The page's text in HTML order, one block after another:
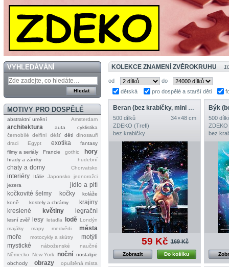
VYHLEDÁVÁNÍ
MOTIVY PRO DOSPĚLÉ
abstraktní umění Amsterdam
architektura auta
cyklistika
černobílé
delfíni déšť děti dinosauři
draci
Egypt exotika
fantasy
filmy a seriály
Francie gothic hory
hrady a zámky hudební
chaty a domy Chorvatsko
interiéry Itálie Japonsko
jednorožci
jezera
jídlo a pití
kočkovité šelmy
kočky
koláže
koně
kostely a chrámy
krajiny
kreslené
květiny legrační
lesní zvěř lesy letadla lodě Londýn
majáky
mapy medvědi
města
moře
motocykly a skútry
motýli
mystické
náboženské
naučné
Německo
New York noční nostalgie
obchody
obrazy
opuštěná místa
KOLEKCE ZNAMENÍ ZVĚROKRUHU
od
do
dětská
pro dospělé a starší děti
Beran (bez krabičky, mini předloha)
500 dílků
34 × 48 cm
ZDEKO (Trefl)
bez krabičky
59 Kč 169 Kč
Do košíku
Zobrazit
500
bez